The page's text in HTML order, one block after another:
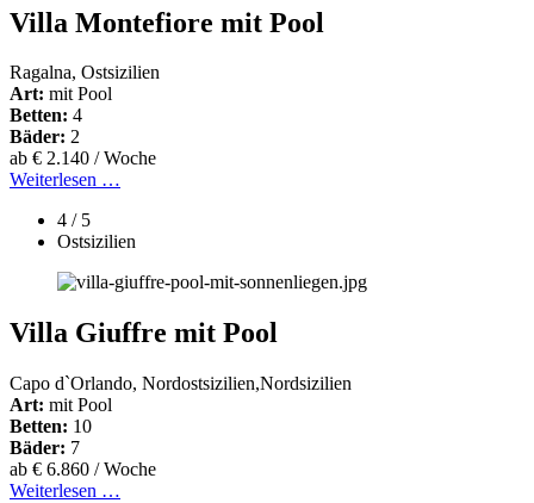
Villa Montefiore mit Pool
Ragalna, Ostsizilien
Art: mit Pool
Betten: 4
Bäder: 2
ab € 2.140 / Woche
Weiterlesen …
4 / 5
Ostsizilien
Villa Giuffre mit Pool
Capo d`Orlando, Nordostsizilien,Nordsizilien
Art: mit Pool
Betten: 10
Bäder: 7
ab € 6.860 / Woche
Weiterlesen …